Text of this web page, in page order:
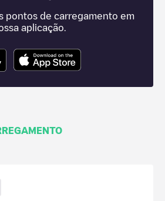
pontos de carregamento em
aplicação.